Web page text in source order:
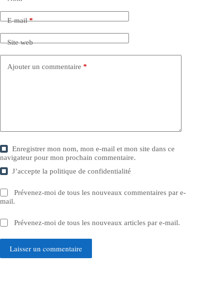
E-mail*
Site web
Ajouter un commentaire *
Enregistrer mon nom, mon e-mail et mon site dans ce
navigateur pour mon prochain commentaire.
J’accepte lapolitique de confidentialité
Prévenez-moi de tous les nouveaux commentaires par e-
mail.
Prévenez-moi de tous les nouveaux articles par e-mail.
Laisser un commentaire